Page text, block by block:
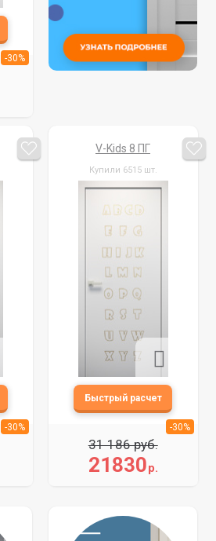
-30%
-30%
V-Kids 8 ПГ
Купили 6515 шт.
21830р.
31 186 руб.
-30%